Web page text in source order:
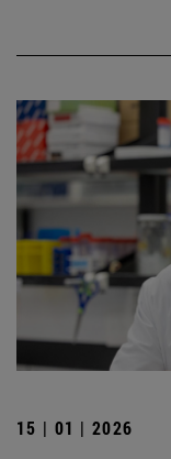
15 | 01 | 2026